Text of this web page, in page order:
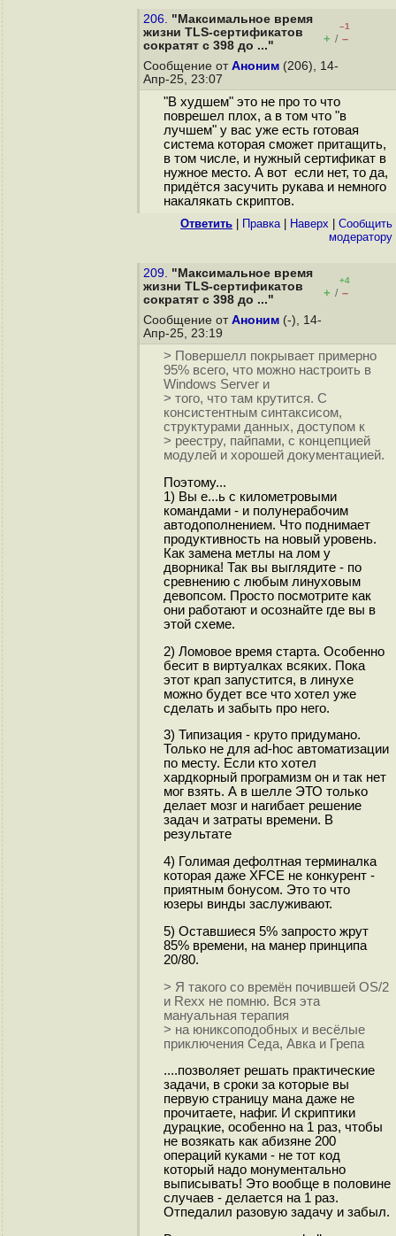
206. "Максимальное время
жизни TLS-сертификатов
сократят с 398 до ..."
–1
+ / –
Сообщение от Аноним (206), 14-
Апр-25, 23:07
"В худшем" это не про то что
поврешел плох, а в том что "в
лучшем" у вас уже есть готовая
система которая сможет притащить,
в том числе, и нужный сертификат в
нужное место. А вот если нет, то да,
придётся засучить рукава и немного
накалякать скриптов.
Ответить Правка| Наверх
Cообщить
модератору
209. "Максимальное время
жизни TLS-сертификатов
сократят с 398 до ..."
+4
+ / –
Сообщение от Аноним (-), 14-
Апр-25, 23:19
> Повершелл покрывает примерно
95% всего, что можно настроить в
Windows Server и
> того, что там крутится. С
консистентным синтаксисом,
структурами данных, доступом к
> реестру, пайпами, с концепцией
модулей и хорошей документацией.
Поэтому...
1) Вы е...ь с километровыми
командами - и полунерабочим
автодополнением. Что поднимает
продуктивность на новый уровень.
Как замена метлы на лом у
дворника! Так вы выглядите - по
сревнению с любым линуховым
девопсом. Просто посмотрите как
они работают и осознайте где вы в
этой схеме.
2) Ломовое время старта. Особенно
бесит в виртуалках всяких. Пока
этот крап запустится, в линухе
можно будет все что хотел уже
сделать и забыть про него.
3) Типизация - круто придумано.
Только не для ad-hoc автоматизации
по месту. Если кто хотел
хардкорный програмизм он и так нет
мог взять. А в шелле ЭТО только
делает мозг и нагибает решение
задач и затраты времени. В
результате
4) Голимая дефолтная терминалка
которая даже XFCE не конкурент -
приятным бонусом. Это то что
юзеры винды заслуживают.
5) Оставшиеся 5% запросто жрут
85% времени, на манер принципа
20/80.
> Я такого со времён почившей OS/2
и Rexx не помню. Вся эта
мануальная терапия
> на юниксоподобных и весёлые
приключения Седа, Авка и Грепа
....позволяет решать практические
задачи, в сроки за которые вы
первую страницу мана даже не
прочитаете, нафиг. И скриптики
дурацкие, особенно на 1 раз, чтобы
не возякать как абизяне 200
операций куками - не тот код
который надо монументально
выписывать! Это вообще в половине
случаев - делается на 1 раз.
Отпедалил разовую задачу и забыл.